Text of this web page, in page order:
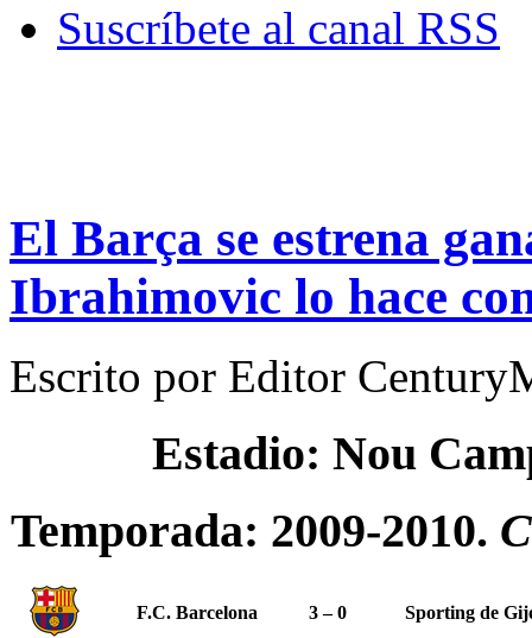
Suscríbete al canal RSS
El Barça se estrena
Ibrahimovic lo hace
Escrito por Editor
Estadio: Nou
Temporada: 2009-2010.
F.C. Barcelona 3 – 0 Sporting de